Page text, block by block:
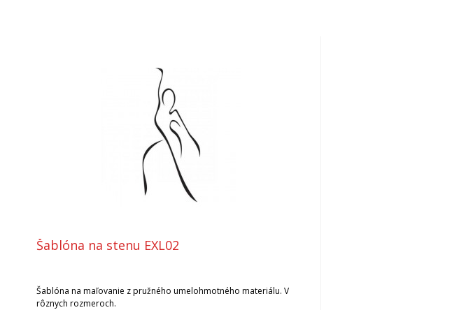
Šablóna na stenu EXL02
Šablóna na maľovanie z pružného umelohmotného materiálu. V
rôznych rozmeroch.